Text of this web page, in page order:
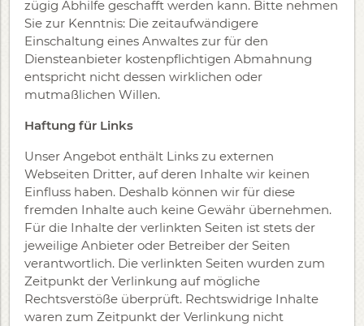
zügig Abhilfe geschafft werden kann. Bitte nehmen
Sie zur Kenntnis: Die zeitaufwändigere
Einschaltung eines Anwaltes zur für den
Diensteanbieter kostenpflichtigen Abmahnung
entspricht nicht dessen wirklichen oder
mutmaßlichen Willen.
Haftung für Links
Unser Angebot enthält Links zu externen
Webseiten Dritter, auf deren Inhalte wir keinen
Einfluss haben. Deshalb können wir für diese
fremden Inhalte auch keine Gewähr übernehmen.
Für die Inhalte der verlinkten Seiten ist stets der
jeweilige Anbieter oder Betreiber der Seiten
verantwortlich. Die verlinkten Seiten wurden zum
Zeitpunkt der Verlinkung auf mögliche
Rechtsverstöße überprüft. Rechtswidrige Inhalte
waren zum Zeitpunkt der Verlinkung nicht